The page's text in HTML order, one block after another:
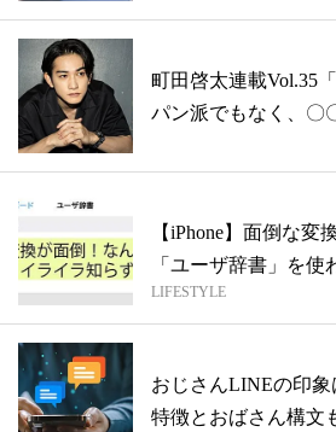
町田啓太連載Vol.35
パン派でもなく、〇
【iPhone】面倒な変
「ユーザ辞書」を
い...
LIFESTYLE
おじさんLINEの印
特徴とおばさん構文